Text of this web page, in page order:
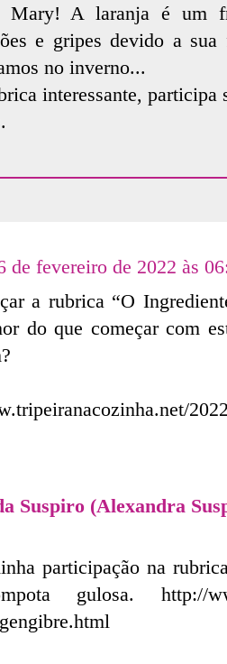
Mary! A laranja é um
e gripes devido a
no inverno...
interessante, participa
de fevereiro de 2022 às
a rubrica “O
do que começar com
Suspiro (Alexandra
participação na
gulosa. http://